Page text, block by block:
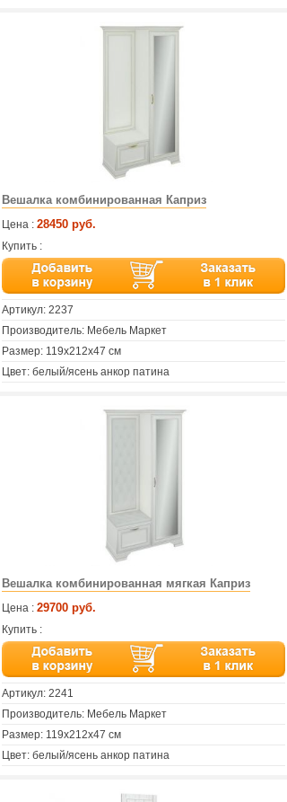
Вешалка комбинированная Каприз
Цена : 28450 руб.
Купить :
Артикул: 2237
Производитель: Мебель Маркет
Размер: 119х212х47 см
Цвет: белый/ясень анкор патина
Вешалка комбинированная мягкая Каприз
Цена : 29700 руб.
Купить :
Артикул: 2241
Производитель: Мебель Маркет
Размер: 119х212х47 см
Цвет: белый/ясень анкор патина